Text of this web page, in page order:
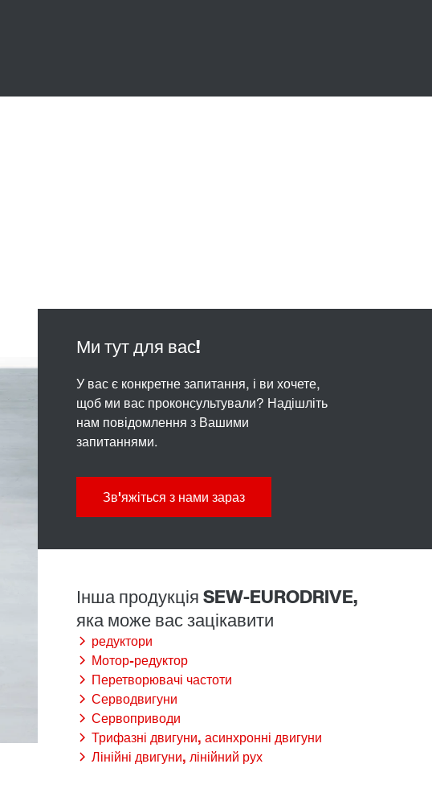
У вас є конкретне запитання, і ви хочете,
щоб ми вас проконсультували? Надішліть
нам повідомлення з Вашими
запитаннями.
Зв'яжіться з нами зараз
редуктори
Мотор-редуктор
Перетворювачі частоти
Серводвигуни
Сервоприводи
Трифазні двигуни, асинхронні двигуни
Лінійні двигуни, лінійний рух